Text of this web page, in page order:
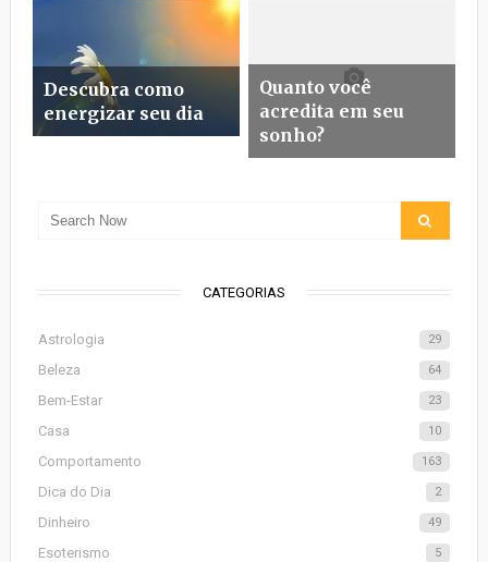
Descubra como
energizar seu dia
Quanto você
acredita em seu
sonho?
CATEGORIAS
Astrologia 29
Beleza 64
Bem-Estar 23
Casa 10
Comportamento 163
Dica do Dia 2
Dinheiro 49
Esoterismo 5